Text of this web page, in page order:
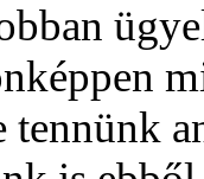
tennünk